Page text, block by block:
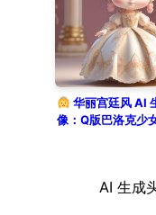
华丽宫廷风 AI
像：Q版巴洛克少
AI 生成